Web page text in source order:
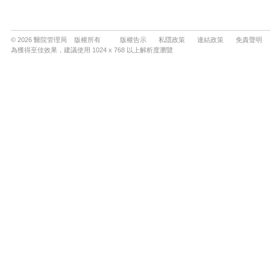
© 2026 醫院管理局 版權所有 版權告示 私隱政策 連結政策
免責聲明
為獲得至佳效果，建議使用 1024 x 768 以上解析度瀏覽